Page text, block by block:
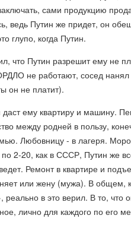
сами продукцию
ведь Путин же придет, он
глупо, когда Путин.
что Путин разрешит ему не
не работают, сосед
он не платит).
даст ему квартиру и машину.
между родней в пользу,
Любовницу - в лагеря.
по 2-20, как в СССР, Путин же
Ремонт в квартире и
или жену (мужа). В общем,
реально в это верил. В то, что
лично для каждого по его